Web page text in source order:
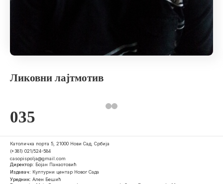
Ликовни лајтмотив
035
Католичка порта 5, 21000 Нови Сад, Србија
(+381) 021/524-584
casopispolja@gmail.com
Директор: Бојан Панаотовић
Издавач: Културни центар Новог Сада
Уредник: Ален Бешић